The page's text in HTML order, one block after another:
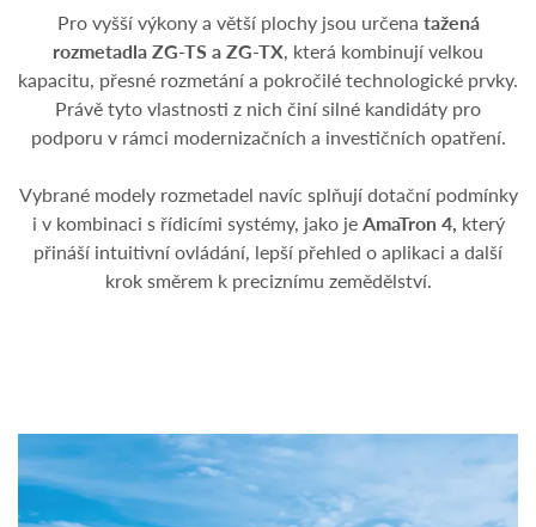
Pro vyšší výkony a větší plochy jsou určena tažená
rozmetadla ZG-TS a ZG-TX, která kombinují velkou
kapacitu, přesné rozmetání a pokročilé technologické prvky.
Právě tyto vlastnosti z nich činí silné kandidáty pro
podporu v rámci modernizačních a investičních opatření.
Vybrané modely rozmetadel navíc splňují dotační podmínky
i v kombinaci s řídicími systémy, jako jeAmaTron 4, který
přináší intuitivní ovládání, lepší přehled o aplikaci a další
krok směrem k preciznímu zemědělství.